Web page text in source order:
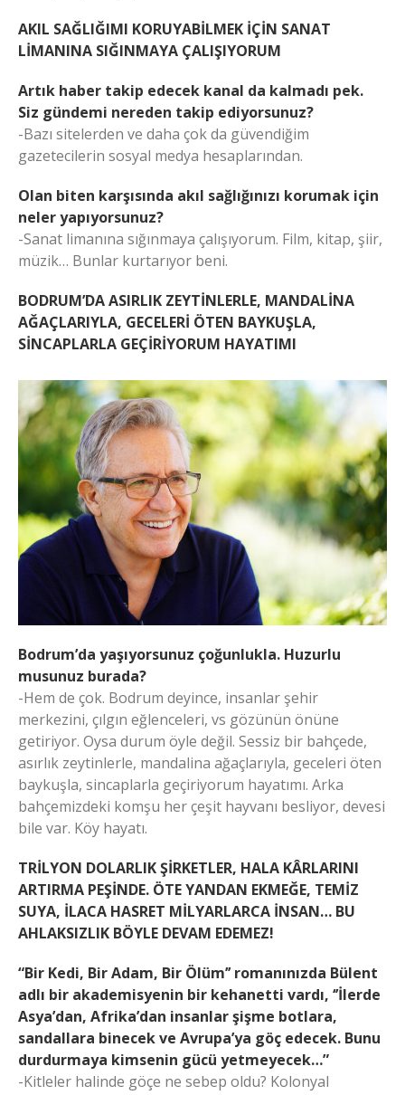
AKIL SAĞLIĞIMI KORUYABİLMEK İÇİN SANAT
LİMANINA SIĞINMAYA ÇALIŞIYORUM
Artık haber takip edecek kanal da kalmadı pek.
Siz gündemi nereden takip ediyorsunuz?
-Bazı sitelerden ve daha çok da güvendiğim
gazetecilerin sosyal medya hesaplarından.
Olan biten karşısında akıl sağlığınızı korumak için
neler yapıyorsunuz?
-Sanat limanına sığınmaya çalışıyorum. Film, kitap, şiir,
müzik… Bunlar kurtarıyor beni.
BODRUM’DA ASIRLIK ZEYTİNLERLE, MANDALİNA
AĞAÇLARIYLA, GECELERİ ÖTEN BAYKUŞLA,
SİNCAPLARLA GEÇİRİYORUM HAYATIMI
Bodrum’da yaşıyorsunuz çoğunlukla. Huzurlu
musunuz burada?
-Hem de çok. Bodrum deyince, insanlar şehir
merkezini, çılgın eğlenceleri, vs gözünün önüne
getiriyor. Oysa durum öyle değil. Sessiz bir bahçede,
asırlık zeytinlerle, mandalina ağaçlarıyla, geceleri öten
baykuşla, sincaplarla geçiriyorum hayatımı. Arka
bahçemizdeki komşu her çeşit hayvanı besliyor, devesi
bile var. Köy hayatı.
TRİLYON DOLARLIK ŞİRKETLER, HALA KÂRLARINI
ARTIRMA PEŞİNDE. ÖTE YANDAN EKMEĞE, TEMİZ
SUYA, İLACA HASRET MİLYARLARCA İNSAN… BU
AHLAKSIZLIK BÖYLE DEVAM EDEMEZ!
“Bir Kedi, Bir Adam, Bir Ölüm’’ romanınızda Bülent
adlı bir akademisyenin bir kehanetti vardı, ‘’İlerde
Asya’dan, Afrika’dan insanlar şişme botlara,
sandallara binecek ve Avrupa’ya göç edecek. Bunu
durdurmaya kimsenin gücü yetmeyecek…”
-Kitleler halinde göçe ne sebep oldu? Kolonyal